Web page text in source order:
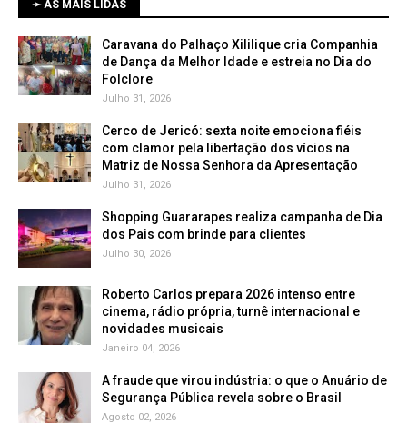
➛ AS MAIS LIDAS
Caravana do Palhaço Xililique cria Companhia
de Dança da Melhor Idade e estreia no Dia do
Folclore
Julho 31, 2026
Cerco de Jericó: sexta noite emociona fiéis
com clamor pela libertação dos vícios na
Matriz de Nossa Senhora da Apresentação
Julho 31, 2026
Shopping Guararapes realiza campanha de Dia
dos Pais com brinde para clientes
Julho 30, 2026
Roberto Carlos prepara 2026 intenso entre
cinema, rádio própria, turnê internacional e
novidades musicais
Janeiro 04, 2026
A fraude que virou indústria: o que o Anuário de
Segurança Pública revela sobre o Brasil
Agosto 02, 2026